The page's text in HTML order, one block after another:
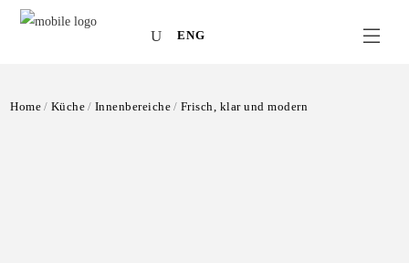
ENG
Home Küche Innenbereiche Frisch, klar und modern